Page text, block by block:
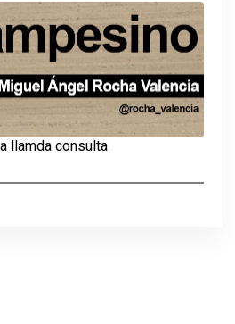
llamda consulta